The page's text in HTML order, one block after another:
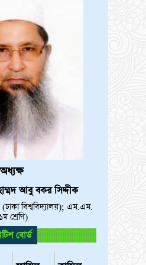
অধ্যক্ষ
আবু বকর সিদ্দীক
বিশ্ববিদ্যালয়); এম.এম.
শ্রেণি)
বোর্ড